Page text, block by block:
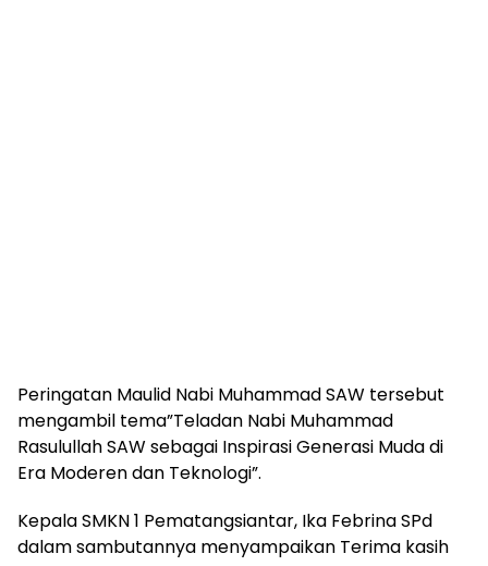
Peringatan Maulid Nabi Muhammad SAW tersebut
mengambil tema”Teladan Nabi Muhammad
Rasulullah SAW sebagai Inspirasi Generasi Muda di
Era Moderen dan Teknologi”.
Kepala SMKN 1 Pematangsiantar, Ika Febrina SPd
dalam sambutannya menyampaikan Terima kasih